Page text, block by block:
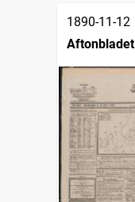
1890-11-12
Aftonbladet